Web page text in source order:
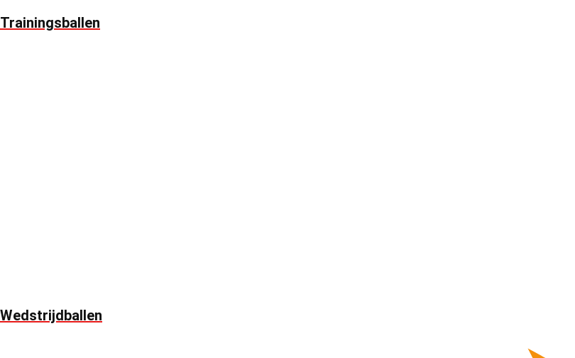
Trainingsballen
Wedstrijdballen